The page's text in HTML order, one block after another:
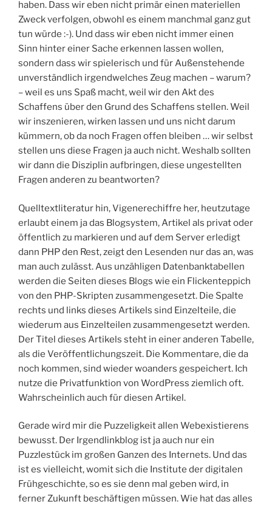
haben. Dass wir eben nicht primär einen materiellen
Zweck verfolgen, obwohl es einem manchmal ganz gut
tun würde :-). Und dass wir eben nicht immer einen
Sinn hinter einer Sache erkennen lassen wollen,
sondern dass wir spielerisch und für Außenstehende
unverständlich irgendwelches Zeug machen – warum?
– weil es uns Spaß macht, weil wir den Akt des
Schaffens über den Grund des Schaffens stellen. Weil
wir inszenieren, wirken lassen und uns nicht darum
kümmern, ob da noch Fragen offen bleiben … wir selbst
stellen uns diese Fragen ja auch nicht. Weshalb sollten
wir dann die Disziplin aufbringen, diese ungestellten
Fragen anderen zu beantworten?
Quelltextliteratur hin, Vigenerechiffre her, heutzutage
erlaubt einem ja das Blogsystem, Artikel als privat oder
öffentlich zu markieren und auf dem Server erledigt
dann PHP den Rest, zeigt den Lesenden nur das an, was
man auch zulässt. Aus unzähligen Datenbanktabellen
werden die Seiten dieses Blogs wie ein Flickenteppich
von den PHP-Skripten zusammengesetzt. Die Spalte
rechts und links dieses Artikels sind Einzelteile, die
wiederum aus Einzelteilen zusammengesetzt werden.
Der Titel dieses Artikels steht in einer anderen Tabelle,
als die Veröffentlichungszeit. Die Kommentare, die da
noch kommen, sind wieder woanders gespeichert. Ich
nutze die Privatfunktion von WordPress ziemlich oft.
Wahrscheinlich auch für diesen Artikel.
Gerade wird mir die Puzzeligkeit allen Webexistierens
bewusst. Der Irgendlinkblog ist ja auch nur ein
Puzzlestück im großen Ganzen des Internets. Und das
ist es vielleicht, womit sich die Institute der digitalen
Frühgeschichte, so es sie denn mal geben wird, in
ferner Zukunft beschäftigen müssen. Wie hat das alles